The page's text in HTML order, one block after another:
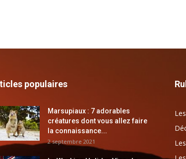
populaires
Marsupiaux : 7 adorables
créatures dont vous allez faire
la connaissance...
2 septembre 2021